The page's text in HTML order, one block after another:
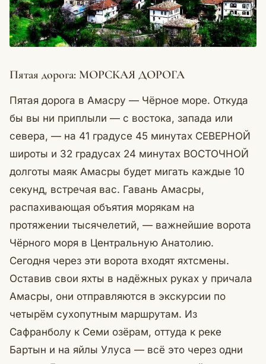
Пятая дорога: МОРСКАЯ ДОРОГА
Пятая дорога в Амасру — Чёрное море. Откуда
бы вы ни приплыли — с востока, запада или
севера, — на 41 градусе 45 минутах СЕВЕРНОЙ
широты и 32 градусах 24 минутах ВОСТОЧНОЙ
долготы маяк Амасры будет мигать каждые 10
секунд, встречая вас. Гавань Амасры,
распахивающая объятия морякам на
протяжении тысячелетий, — важнейшие ворота
Чёрного моря в Центральную Анатолию.
Сегодня через эти ворота входят яхтсмены.
Оставив свои яхты в надёжных руках у причала
Амасры, они отправляются в экскурсии по
четырём сухопутным маршрутам. Из
Сафранболу к Семи озёрам, оттуда к реке
Бартын и на яйлы Улуса — всё это через одни